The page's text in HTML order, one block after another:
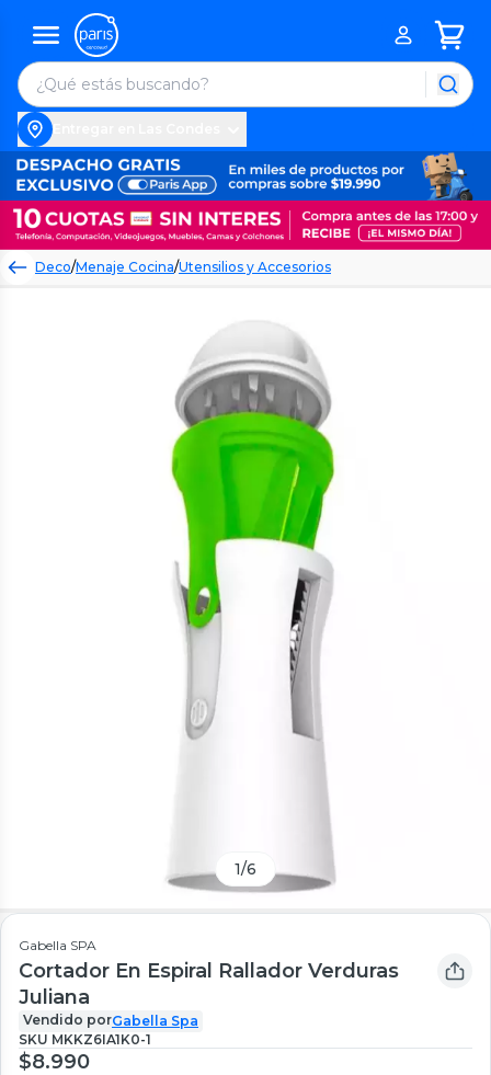
Deco/Menaje Cocina/Utensilios y Accesorios
1/6
Gabella SPA
Cortador En Espiral Rallador Verduras
Juliana
Vendido porGabella Spa
SKU MKKZ6IA1K0-1
$8.990